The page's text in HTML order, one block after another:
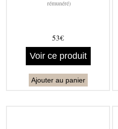
rémunéré)
53€
Voir ce produit
Ajouter au panier